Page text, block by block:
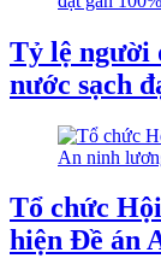
Tỷ lệ người
nước sạch
Tổ chức
hiện Ðề án